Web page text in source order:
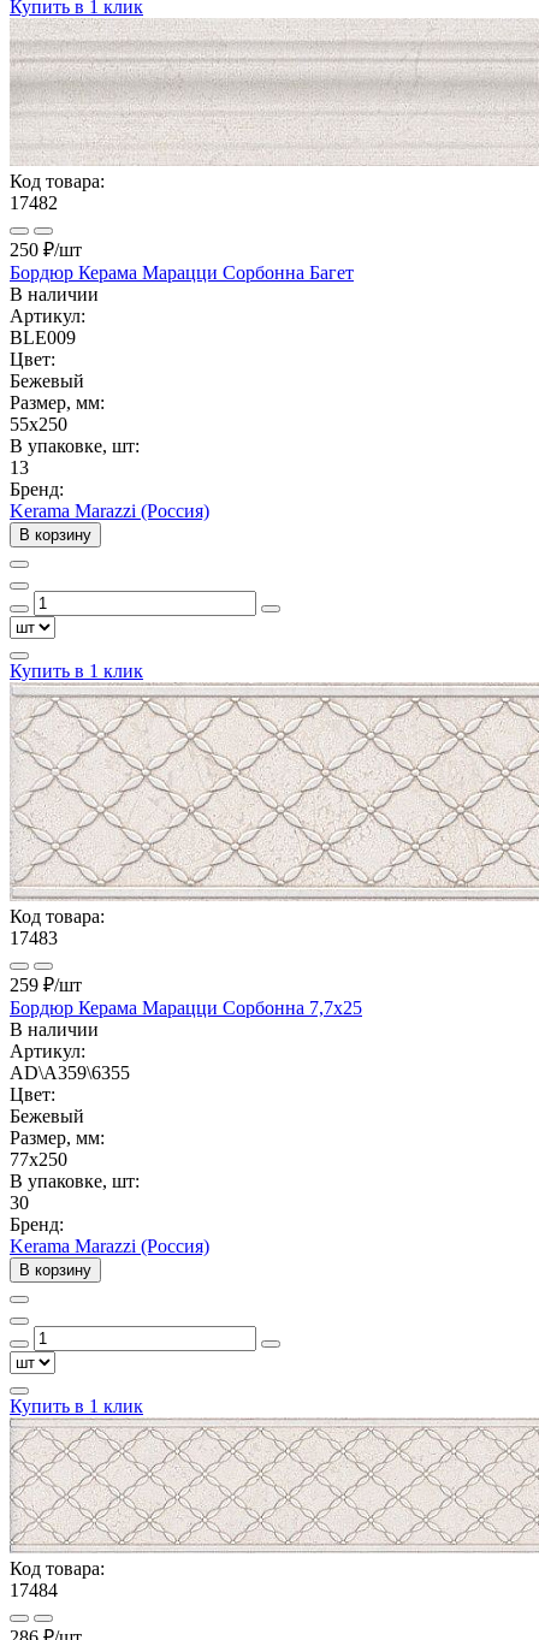
Купить в 1 клик
Код товара:
17482
250 ₽/шт
Бордюр Керама Марацци Сорбонна Багет
В наличии
Артикул:
BLE009
Цвет:
Бежевый
Размер, мм:
55x250
В упаковке, шт:
13
Бренд:
Kerama Marazzi (Россия)
В корзину
Купить в 1 клик
Код товара:
17483
259 ₽/шт
Бордюр Керама Марацци Сорбонна 7,7х25
В наличии
Артикул:
AD\A359\6355
Цвет:
Бежевый
Размер, мм:
77x250
В упаковке, шт:
30
Бренд:
Kerama Marazzi (Россия)
В корзину
Купить в 1 клик
Код товара:
17484